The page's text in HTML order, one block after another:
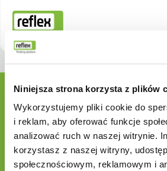
Niniejsza strona korzysta z plików
Wykorzystujemy pliki cookie do
i reklam, aby oferować funkcje
analizować ruch w naszej witrynie.
korzystasz z naszej witryny,
społecznościowym, reklamowym i
Strona główna